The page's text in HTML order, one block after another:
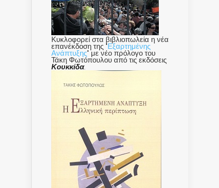
Κυκλοφορεί στα βιβλιοπωλεία η νέα
επανέκδοση της "Εξαρτημένης
Ανάπτυξης" με νέο πρόλογο του
Τάκη Φωτόπουλου από τις εκδόσεις
Κουκκίδα.